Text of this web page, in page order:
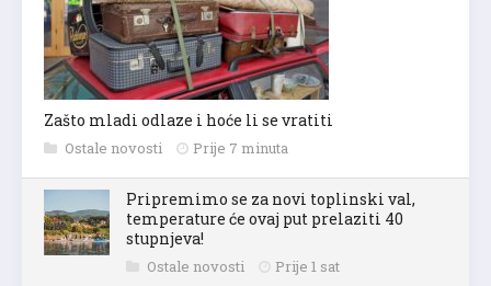
Zašto mladi odlaze i hoće li se vratiti
Ostale novosti Prije 7 minuta
Pripremimo se za novi toplinski val,
temperature će ovaj put prelaziti 40
stupnjeva!
Ostale novosti Prije 1 sat